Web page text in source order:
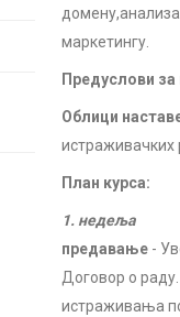
домену,анализа
маркетингу.
Предуслови
Облици
истраживачких
План курса:
1. недеља
предавање -
Договор о раду.
истраживања